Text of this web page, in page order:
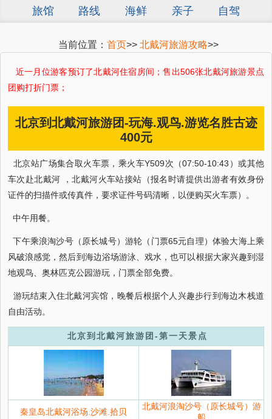
旅馆
路线 海鲜 亲子 自驾
当前位置： 首页>> 北戴河旅游攻略>>
近一月 位游客预订了北戴河住宿房间；售出506张北戴河旅游景点
团购打折门票；
北京到北戴河旅游团-玩海.观鸟.游览名胜古迹
400元
北京站广场集合取火车票，乘火车Y509次（07:50-10:43）或其他
车次赴北戴河 ，北戴河火车站接站（报名时请提供出游者有效身份
证件的扫描件或传真件，要求证件号码清晰，以便购买火车票）。
中午用餐。
下午乘浪淘沙号（原长城号）游轮（门票65元自理）体验大海上乘
风破浪感觉，然后到海边浴场游泳、戏水，也可以根据大家兴趣到湿
地观鸟、奥林匹克公园游玩，门票全部免费。
游玩结束入住北戴河宾馆，晚餐后根据个人兴趣步行到海边木栈道
自由活动。
北京到北戴河旅游团-第一天景点
秦皇岛北戴河浴场.沙滩.拾贝
北戴河浪淘沙号（原长城号）游
船